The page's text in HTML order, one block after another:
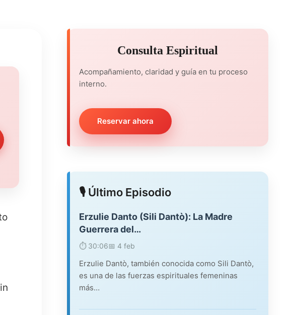
Consulta Espiritual
Acompañamiento, claridad y guía en tu proceso
interno.
Reservar ahora
🎙️ Último Episodio
Erzulie Danto (Sili Dantò): La Madre
Guerrera del…
⏱️ 30:06📅 4 feb
Erzulie Dantò, también conocida como Sili Dantò,
es una de las fuerzas espirituales femeninas
más…